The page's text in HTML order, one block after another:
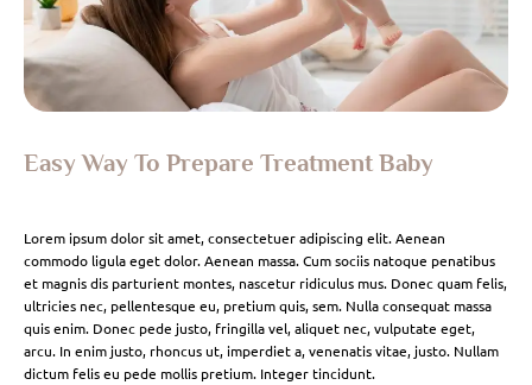
Easy Way To Prepare Treatment Baby
Lorem ipsum dolor sit amet, consectetuer adipiscing elit. Aenean
commodo ligula eget dolor. Aenean massa. Cum sociis natoque penatibus
et magnis dis parturient montes, nascetur ridiculus mus. Donec quam felis,
ultricies nec, pellentesque eu, pretium quis, sem. Nulla consequat massa
quis enim. Donec pede justo, fringilla vel, aliquet nec, vulputate eget,
arcu. In enim justo, rhoncus ut, imperdiet a, venenatis vitae, justo. Nullam
dictum felis eu pede mollis pretium. Integer tincidunt.